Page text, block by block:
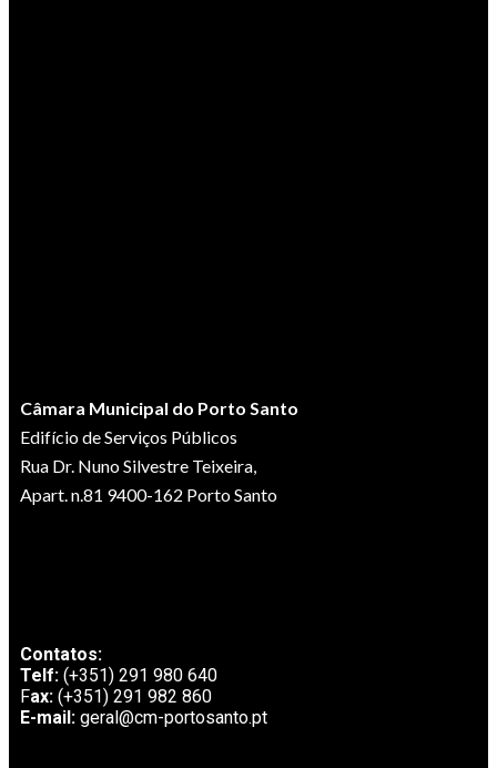
Câmara Municipal do Porto Santo
Edifício de Serviços Públicos
Rua Dr. Nuno Silvestre Teixeira,
Apart. n.81 9400-162 Porto Santo
Contatos:
Telf: (+351) 291 980 640
Fax: (+351) 291 982 860
E-mail: geral@cm-portosanto.pt